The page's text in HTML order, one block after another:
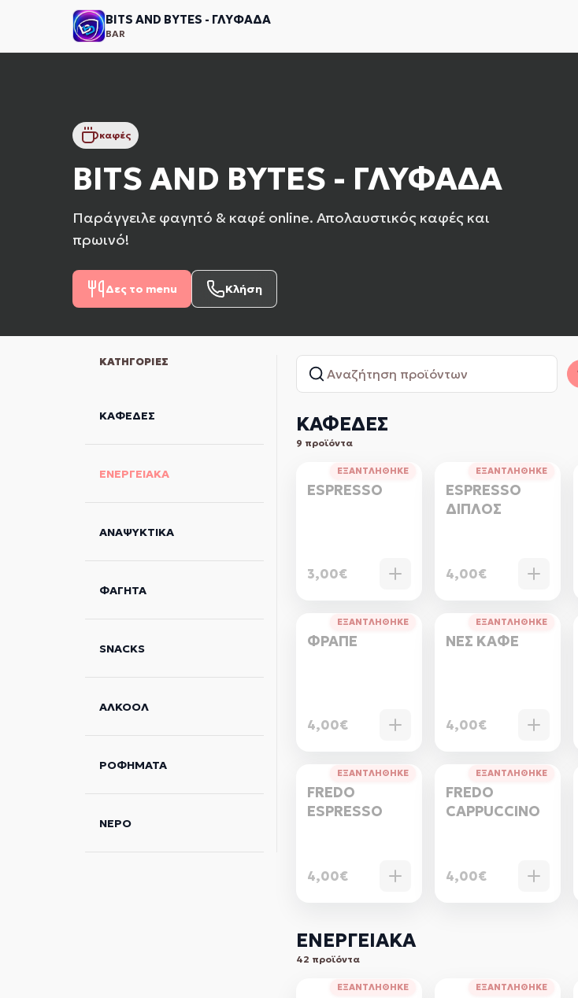
BITS AND BYTES - ΓΛΥΦΑΔΑ
BAR
καφές
BITS AND BYTES - ΓΛΥΦΑΔΑ
Παράγγειλε φαγητό & καφέ online. Απολαυστικός καφές και
πρωινό!
Δες το menu Κλήση
ΚΑΦΕΔΕΣ
ΕΝΕΡΓΕΙΑΚΑ
ΑΝΑΨΥΚΤΙΚΑ
ΦΑΓΗΤΑ
SNACKS
ΑΛΚΟΟΛ
ΡΟΦΗΜΑΤΑ
ΝΕΡΟ
ΚΑΦΕΔΕΣ
9 προϊόντα
ΕΞΑΝΤΛΗΘΗΚΕ
ESPRESSO
3,00€
ΕΞΑΝΤΛΗΘΗΚΕ
ESPRESSO
ΔΙΠΛΟΣ
4,00€
ΕΞΑΝΤΛΗΘΗΚΕ
ΦΡΑΠΕ
4,00€
ΕΞΑΝΤΛΗΘΗΚΕ
ΝΕΣ ΚΑΦΕ
4,00€
ΕΞΑΝΤΛΗΘΗΚΕ
FREDO
ESPRESSO
4,00€
ΕΞΑΝΤΛΗΘΗΚΕ
FREDO
CAPPUCCINO
4,00€
ΕΝΕΡΓΕΙΑΚΑ
42 προϊόντα
ΕΞΑΝΤΛΗΘΗΚΕ ΕΞΑΝΤΛΗΘΗΚΕ